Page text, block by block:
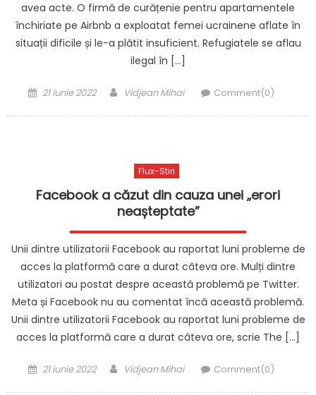
avea acte. O firmă de curățenie pentru apartamentele
închiriate pe Airbnb a exploatat femei ucrainene aflate în
situații dificile și le-a plătit insuficient. Refugiatele se aflau
ilegal în […]
Posted
21 iunie 2022 Author
Vidjean Mihai Comment(0)
Flux-Stiri
Facebook a căzut din cauza unei „erori
neașteptate”
Unii dintre utilizatorii Facebook au raportat luni probleme de
acces la platformă care a durat câteva ore. Mulți dintre
utilizatori au postat despre această problemă pe Twitter.
Meta și Facebook nu au comentat încă această problemă.
Unii dintre utilizatorii Facebook au raportat luni probleme de
acces la platformă care a durat câteva ore, scrie The […]
Posted
21 iunie 2022 Author
Vidjean Mihai Comment(0)